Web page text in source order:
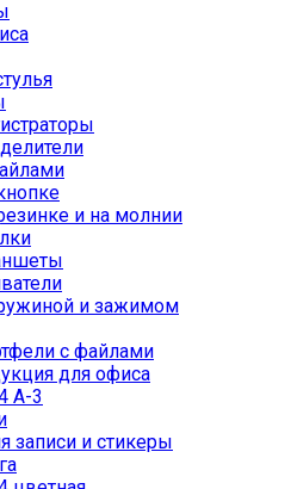
и на молнии
и зажимом
с файлами
для офиса
А-3
записи и стикеры